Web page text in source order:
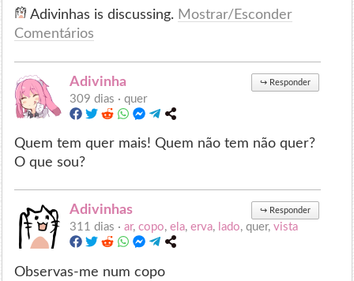
Adivinhas is discussing. Mostrar/Esconder
Comentários
Adivinha ↪ Responder
309 dias ·quer
Quem tem quer mais! Quem não tem não quer?
O que sou?
Adivinhas ↪ Responder
311 dias ·ar,copo,ela,erva, lado, quer,vista
Observas-me num copo